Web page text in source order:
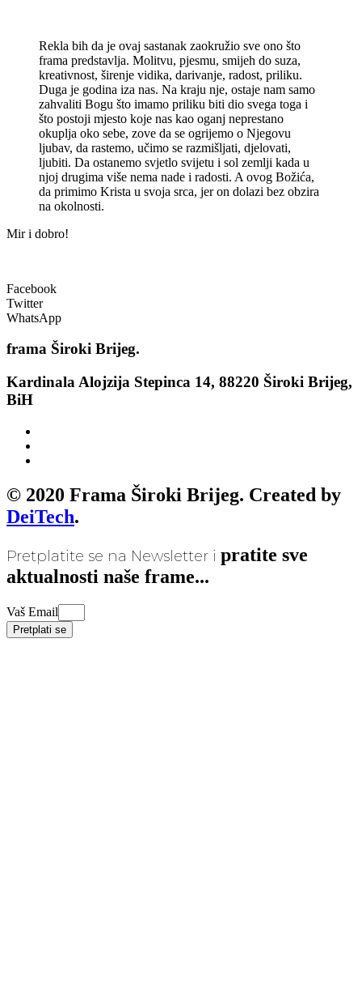
Rekla bih da je ovaj sastanak zaokružio sve ono što
frama predstavlja. Molitvu, pjesmu, smijeh do suza,
kreativnost, širenje vidika, darivanje, radost, priliku.
Duga je godina iza nas. Na kraju nje, ostaje nam samo
zahvaliti Bogu što imamo priliku biti dio svega toga i
što postoji mjesto koje nas kao oganj neprestano
okuplja oko sebe, zove da se ogrijemo o Njegovu
ljubav, da rastemo, učimo se razmišljati, djelovati,
ljubiti. Da ostanemo svjetlo svijetu i sol zemlji kada u
njoj drugima više nema nade i radosti. A ovog Božića,
da primimo Krista u svoja srca, jer on dolazi bez obzira
na okolnosti.
Mir i dobro!
Facebook
Twitter
WhatsApp
frama Široki Brijeg.
Kardinala Alojzija Stepinca 14, 88220 Široki Brijeg,
BiH
© 2020 Frama Široki Brijeg. Created by
DeiTech.
Pretplatite se na Newsletter i pratite sve
aktualnosti naše frame...
Vaš Email
Pretplati se